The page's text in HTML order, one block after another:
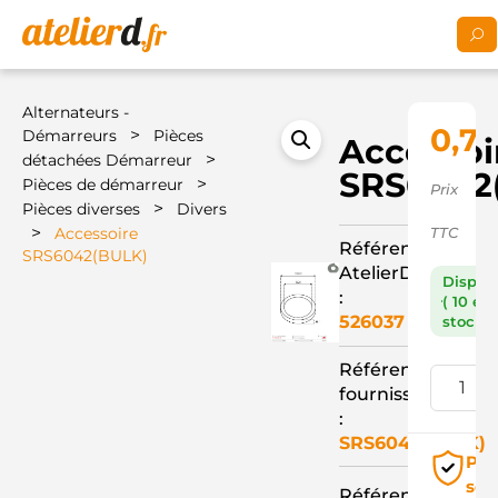
Alternateurs -
Démarreurs
>
Pièces
détachées Démarreur
>
Pièces de démarreur >
Pièces diverses > Divers
>
Accessoire
SRS6042(BULK)
Référence
AtelierD
:
526037
Référence
fournisseur
:
SRS6042(BULK)
0,71
Prix
TTC
( 10 en
stock )